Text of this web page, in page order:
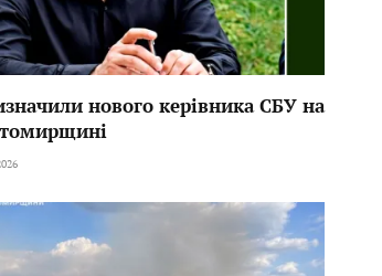
нового керівника СБУ на